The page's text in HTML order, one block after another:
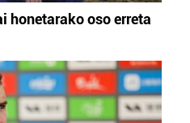
honetarako oso erreta